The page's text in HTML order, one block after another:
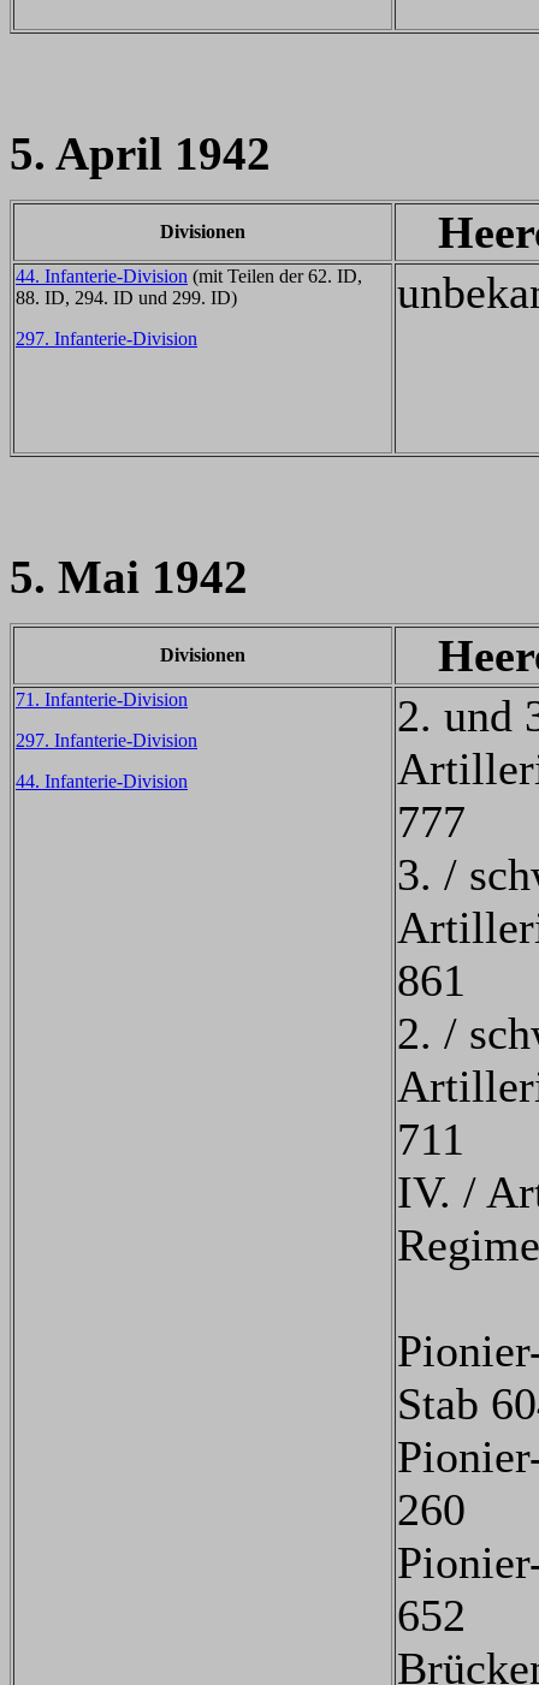
5. April 1942
Divisionen
44. Infanterie-Division (mit Teilen der 62. ID,
88. ID, 294. ID und 299. ID)
297. Infanterie-Division
5. Mai 1942
Divisionen
71. Infanterie-Division
297. Infanterie-Division
44. Infanterie-Division
2. und
777
3. /
861
2. /
711
IV. /
Stab
260
652